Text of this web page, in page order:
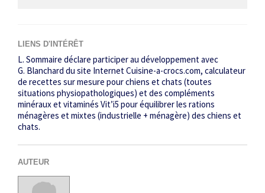
LIENS D'INTÉRÊT
L. Sommaire déclare participer au développement avec
G. Blanchard du site Internet Cuisine-a-crocs.com, calculateur
de recettes sur mesure pour chiens et chats (toutes
situations physiopathologiques) et des compléments
minéraux et vitaminés Vit’i5 pour équilibrer les rations
ménagères et mixtes (industrielle + ménagère) des chiens et
chats.
AUTEUR